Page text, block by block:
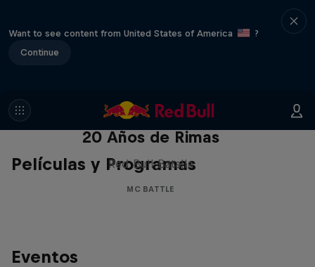
Want to see content from United States of America
?
Continue
Películas y Programas
Red Bull Batalla Nueva Historia:
20 Años de Rimas
Red Bull Batalla
MC BATTLE
Eventos